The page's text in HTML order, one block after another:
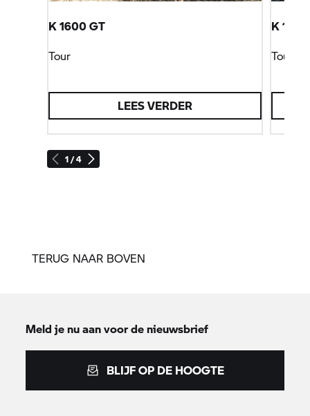
1 / 4
K 1600 GT
Tour
LEES VERDER
K
Tour
TERUG NAAR BOVEN
Meld je nu aan voor de nieuwsbrief
BLIJF OP DE HOOGTE